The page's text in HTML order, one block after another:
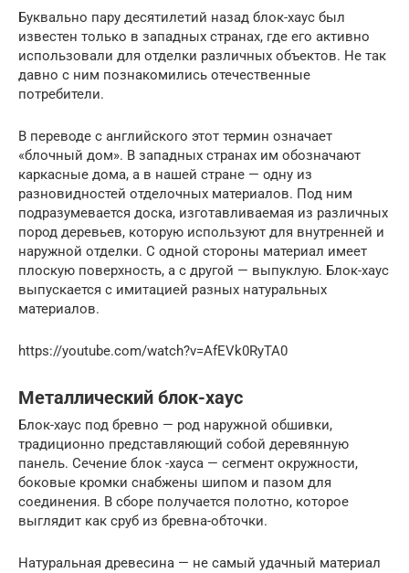
Буквально пару десятилетий назад блок-хаус был
известен только в западных странах, где его активно
использовали для отделки различных объектов. Не так
давно с ним познакомились отечественные
потребители.
В переводе с английского этот термин означает
«блочный дом». В западных странах им обозначают
каркасные дома, а в нашей стране — одну из
разновидностей отделочных материалов. Под ним
подразумевается доска, изготавливаемая из различных
пород деревьев, которую используют для внутренней и
наружной отделки. С одной стороны материал имеет
плоскую поверхность, а с другой — выпуклую. Блок-хаус
выпускается с имитацией разных натуральных
материалов.
https://youtube.com/watch?v=AfEVk0RyTA0
Металлический блок-хаус
Блок-хаус под бревно — род наружной обшивки,
традиционно представляющий собой деревянную
панель. Сечение блок -хауса — сегмент окружности,
боковые кромки снабжены шипом и пазом для
соединения. В сборе получается полотно, которое
выглядит как сруб из бревна-обточки.
Натуральная древесина — не самый удачный материал